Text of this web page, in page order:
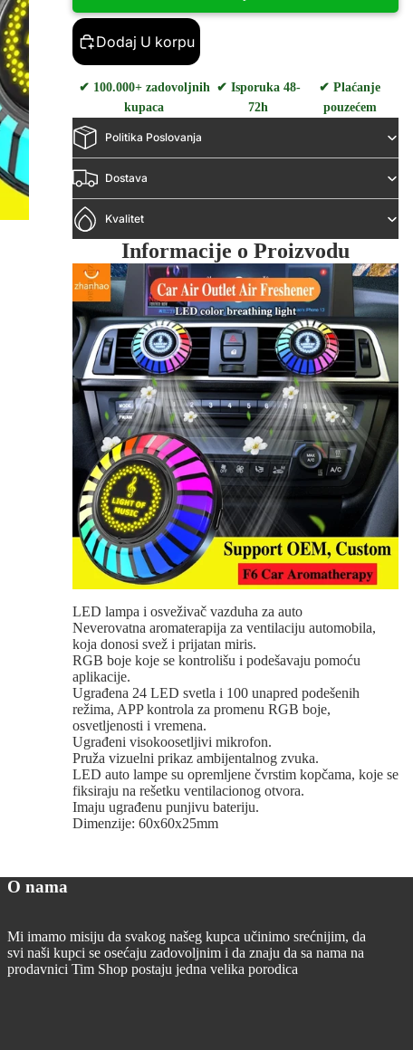
Dodaj U korpu
✔ 100.000+ zadovoljnih
kupaca
✔ Isporuka 48-
72h
✔ Plaćanje
pouzećem
Politika Poslovanja
Dostava
Kvalitet
Informacije o Proizvodu
LED lampa i osveživač vazduha za auto
Neverovatna aromaterapija za ventilaciju automobila,
koja donosi svež i prijatan miris.
RGB boje koje se kontrolišu i podešavaju pomoću
aplikacije.
Ugrađena 24 LED svetla i 100 unapred podešenih
režima, APP kontrola za promenu RGB boje,
osvetljenosti i vremena.
Ugrađeni visokoosetljivi mikrofon.
Pruža vizuelni prikaz ambijentalnog zvuka.
LED auto lampe su opremljene čvrstim kopčama, koje se
fiksiraju na rešetku ventilacionog otvora.
Imaju ugrađenu punjivu bateriju.
Dimenzije: 60x60x25mm
O nama
Mi imamo misiju da svakog našeg kupca učinimo srećnijim, da
svi naši kupci se osećaju zadovoljnim i da znaju da sa nama na
prodavnici Tim Shop postaju jedna velika porodica